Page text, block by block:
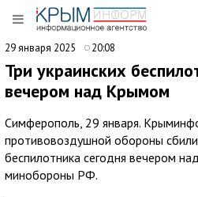
29 января 2025 20:08
Три украинских
вечером над Крымом
Симферополь, 29 января.
противовоздушной обороны сбили
беспилотника сегодня вечером
минобороны РФ.